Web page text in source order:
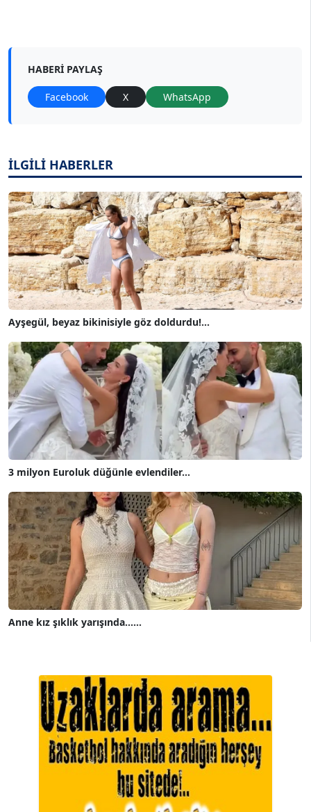
HABERI PAYLAŞ
Facebook X WhatsApp
İLGİLİ HABERLER
Ayşegül, beyaz bikinisiyle göz doldurdu!...
3 milyon Euroluk düğünle evlendiler...
Anne kız şıklık yarışında......